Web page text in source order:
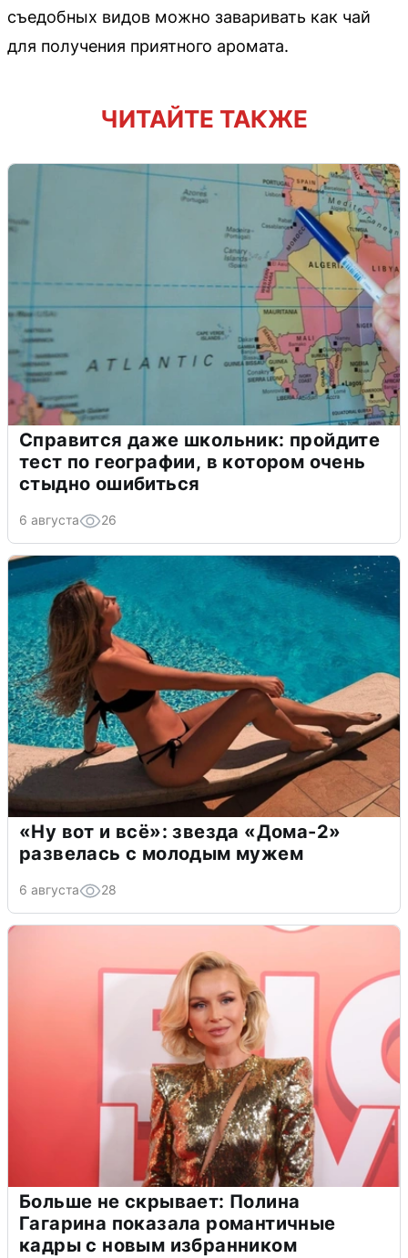
съедобных видов можно заваривать как чай
для получения приятного аромата.
ЧИТАЙТЕ ТАКЖЕ
Справится даже школьник: пройдите
тест по географии, в котором очень
стыдно ошибиться
6 августа 26
«Ну вот и всё»: звезда «Дома-2»
развелась с молодым мужем
6 августа 28
Больше не скрывает: Полина
Гагарина показала романтичные
кадры с новым избранником